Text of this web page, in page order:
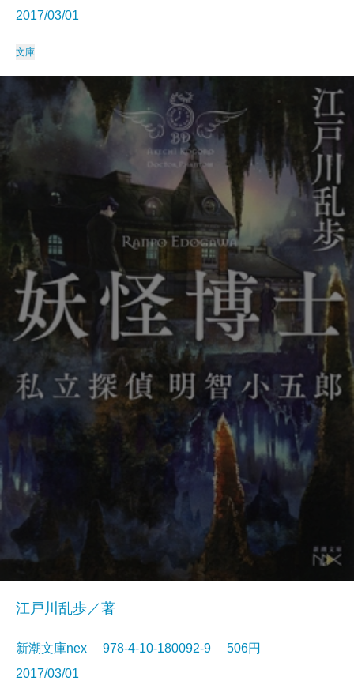
2017/03/01
文庫
江戸川乱歩／著
新潮文庫nex 978-4-10-180092-9 506円
2017/03/01